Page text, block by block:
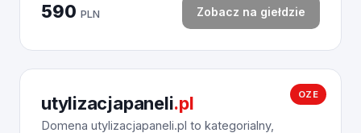
590 PLN Zobacz na giełdzie
OZE
utylizacjapaneli.pl
Domena utylizacjapaneli.pl to kategorialny,